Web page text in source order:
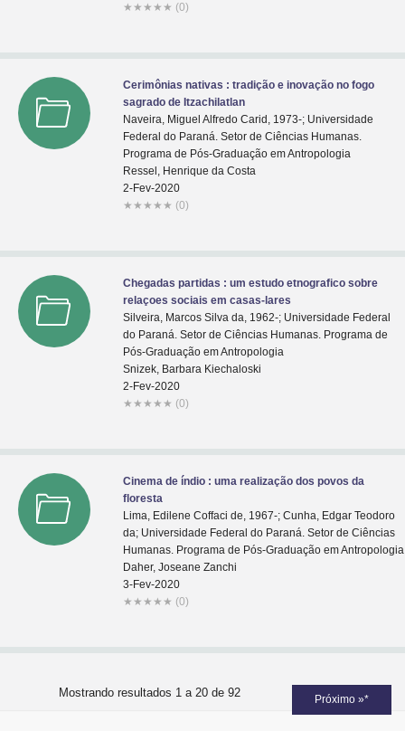
★ ★ ★ ★ ★ (0)
Cerimônias nativas : tradição e inovação no fogo
sagrado de Itzachilatlan
Naveira, Miguel Alfredo Carid, 1973-; Universidade
Federal do Paraná. Setor de Ciências Humanas.
Programa de Pós-Graduação em Antropologia
Ressel, Henrique da Costa
2-Fev-2020
★ ★ ★ ★ ★ (0)
Chegadas partidas : um estudo etnografico sobre
relaçoes sociais em casas-lares
Silveira, Marcos Silva da, 1962-; Universidade Federal
do Paraná. Setor de Ciências Humanas. Programa de
Pós-Graduação em Antropologia
Snizek, Barbara Kiechaloski
2-Fev-2020
★ ★ ★ ★ ★ (0)
Cinema de índio : uma realização dos povos da
floresta
Lima, Edilene Coffaci de, 1967-; Cunha, Edgar Teodoro
da; Universidade Federal do Paraná. Setor de Ciências
Humanas. Programa de Pós-Graduação em Antropologia
Daher, Joseane Zanchi
3-Fev-2020
★ ★ ★ ★ ★ (0)
Mostrando resultados 1 a 20 de 92 Próximo »*